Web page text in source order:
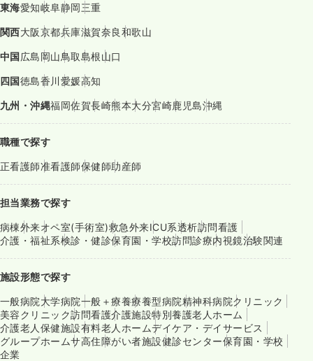
東海愛知岐阜静岡三重
関西大阪京都兵庫滋賀奈良和歌山
中国広島岡山鳥取島根山口
四国徳島香川愛媛高知
九州・沖縄福岡佐賀長崎熊本大分宮崎鹿児島沖縄
職種で探す
正看護師准看護師保健師助産師
担当業務で探す
病棟外来オペ室(手術室)救急外来ICU系透析訪問看護
介護・福祉系検診・健診保育園・学校訪問診療内視鏡治験関連
施設形態で探す
一般病院大学病院一般＋療養療養型病院精神科病院クリニック
美容クリニック訪問看護介護施設特別養護老人ホーム
介護老人保健施設有料老人ホームデイケア・デイサービス
グループホームサ高住障がい者施設健診センター保育園・学校
企業